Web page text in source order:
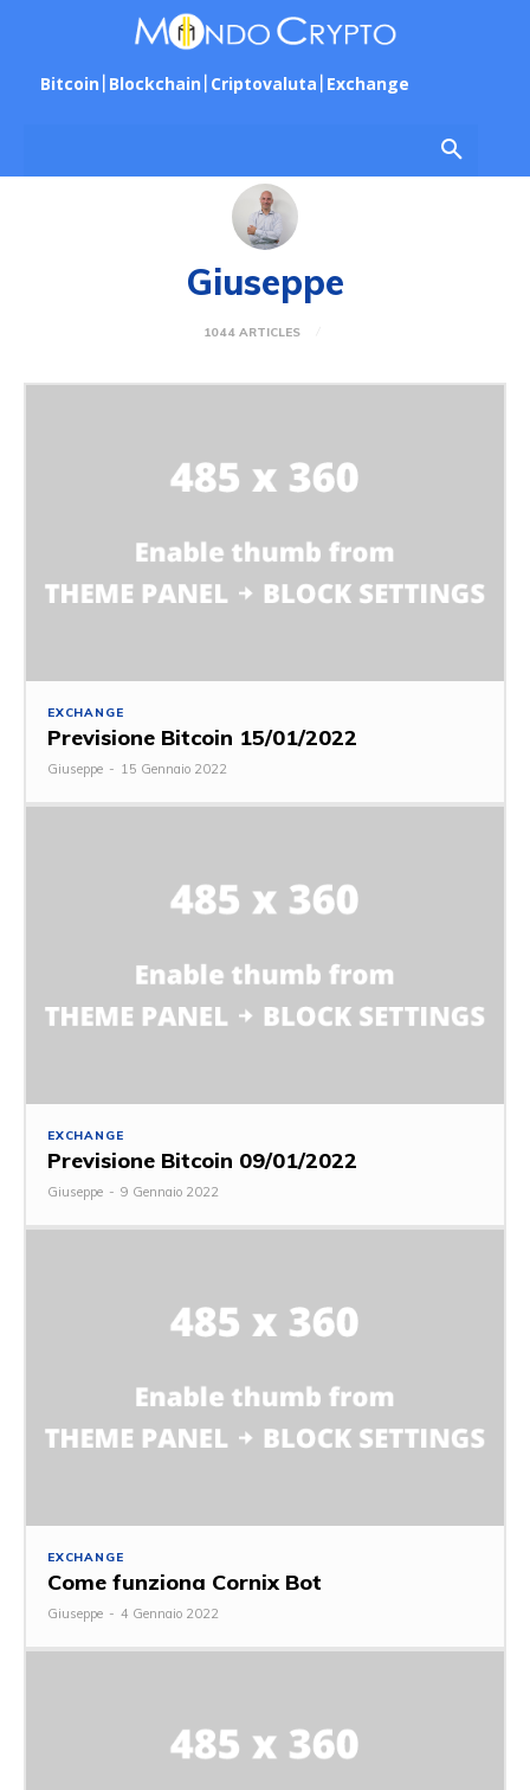
Bitcoin Blockchain Criptovaluta Exchange
Giuseppe
1044 ARTICLES
EXCHANGE
Previsione Bitcoin 15/01/2022
Giuseppe - 15 Gennaio 2022
EXCHANGE
Previsione Bitcoin 09/01/2022
Giuseppe - 9 Gennaio 2022
EXCHANGE
Come funziona Cornix Bot
Giuseppe - 4 Gennaio 2022